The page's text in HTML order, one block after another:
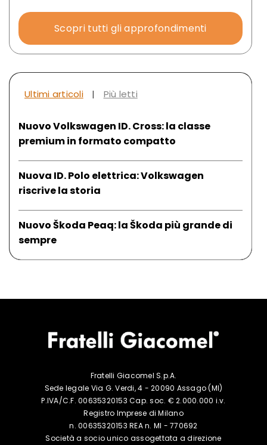
Scopri tutti gli approfondimenti
Ultimi articoli | Più letti
Nuovo Volkswagen ID. Cross: la classe
premium in formato compatto
Nuova ID. Polo elettrica: Volkswagen
riscrive la storia
Nuovo Škoda Peaq: la Škoda più grande di
sempre
Fratelli Giacomel S.p.A.
Sede legale Via G. Verdi, 4 - 20090 Assago (MI)
P.IVA/C.F. 00635320153 Cap. soc. € 2.000.000 i.v.
Registro Imprese di Milano
n. 00635320153 REA n. MI - 770692
Società a socio unico assogettata adirezione